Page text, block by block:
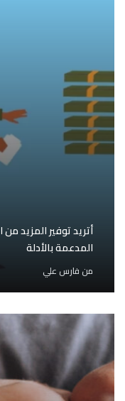
أتريد توفير المزيد
المدعمة بالأدلة
من فارس علي